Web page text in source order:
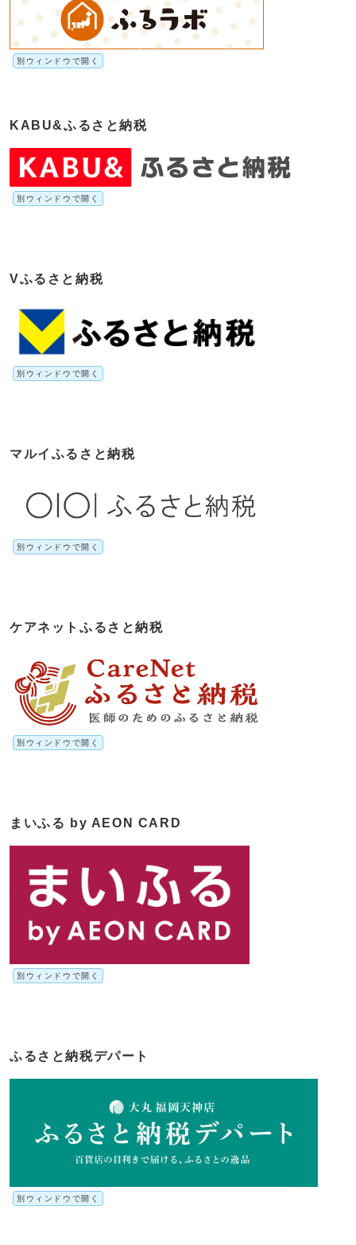
別ウィンドウで開く
KABU&ふるさと納税
別ウィンドウで開く
Vふるさと納税
別ウィンドウで開く
マルイふるさと納税
別ウィンドウで開く
ケアネットふるさと納税
別ウィンドウで開く
まいふる by AEON CARD
別ウィンドウで開く
ふるさと納税デパート
別ウィンドウで開く